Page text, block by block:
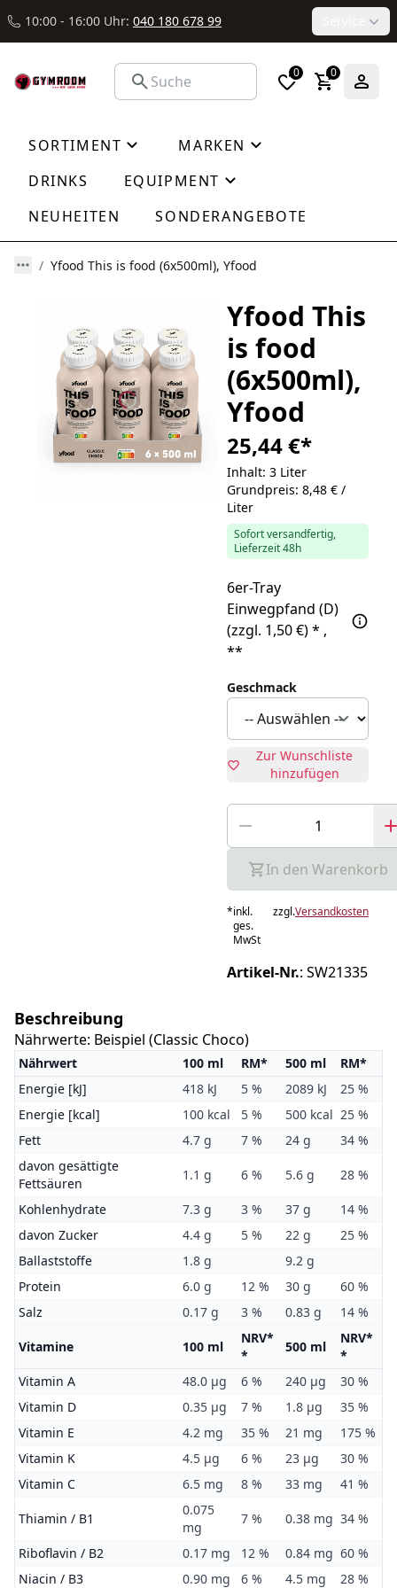
10:00 - 16:00 Uhr: 040 180 678 99
0 0
SORTIMENT
MARKEN
DRINKS
EQUIPMENT
NEUHEITEN
SONDERANGEBOTE
Yfood This is food (6x500ml), Yfood
Yfood This
is food
(6x500ml),
Yfood
25,44 €*
Inhalt: 3 Liter
Grundpreis: 8,48 € /
Liter
Sofort versandfertig,
Lieferzeit 48h
6er-Tray
Einwegpfand (D)
(zzgl. 1,50 €)* ,
**
Geschmack
Zur Wunschliste
hinzufügen
In den Warenkorb
*inkl.
ges.
MwSt
zzgl.Versandkosten
Artikel-Nr.: SW21335
Beschreibung
Nährwerte: Beispiel (Classic Choco)
Nährwert 100 ml RM* 500 ml
RM*
Energie [kJ]
418 kJ 5 % 2089 kJ
25 %
Energie [kcal]
100 kcal 5 % 500 kcal 25 %
Fett
4.7 g 7 % 24 g
34 %
davon gesättigte
Fettsäuren
1.1 g 6 % 5.6 g 28 %
Kohlenhydrate 7.3 g 3 % 37 g
14 %
davon Zucker
4.4 g 5 % 22 g
25 %
Ballaststoffe
1.8 g
9.2 g
Protein
6.0 g 12 % 30 g
60 %
Salz
0.17 g 3 % 0.83 g 14 %
Vitamine 100 ml
NRV*
*
500 ml
NRV*
*
Vitamin A
48.0 μg 6 % 240 μg
30 %
Vitamin D
0.35 μg 7 % 1.8 μg
35 %
Vitamin E
4.2 mg 35 % 21 mg
175 %
Vitamin K
4.5 μg 6 % 23 μg
30 %
Vitamin C
6.5 mg 8 % 33 mg 41 %
Thiamin / B1
0.075
mg
7 % 0.38 mg 34 %
Riboflavin / B2 0.17 mg 12 % 0.84 mg 60 %
Niacin / B3
0.90 mg 6 % 4.5 mg 28 %